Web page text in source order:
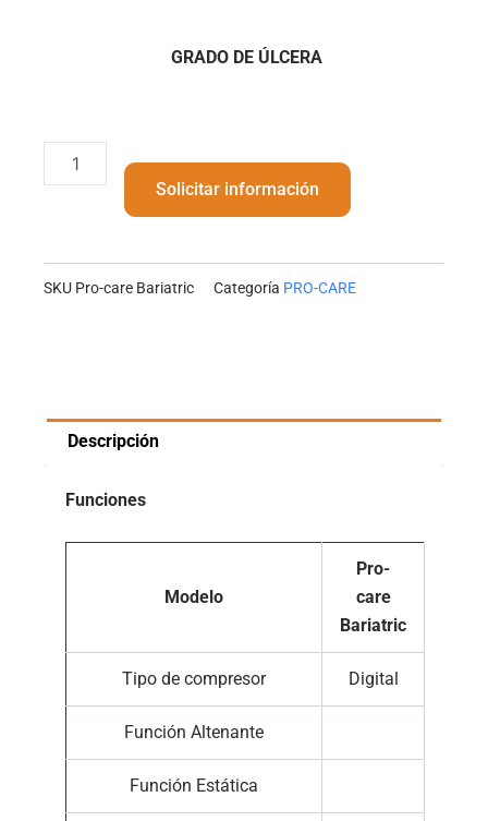
GRADO DE ÚLCERA
Solicitar información
SKU Pro-care Bariatric Categoría PRO-CARE
Descripción
Funciones
Modelo
Pro-
care
Bariatric
Tipo de compresor Digital
Función Altenante
Función Estática